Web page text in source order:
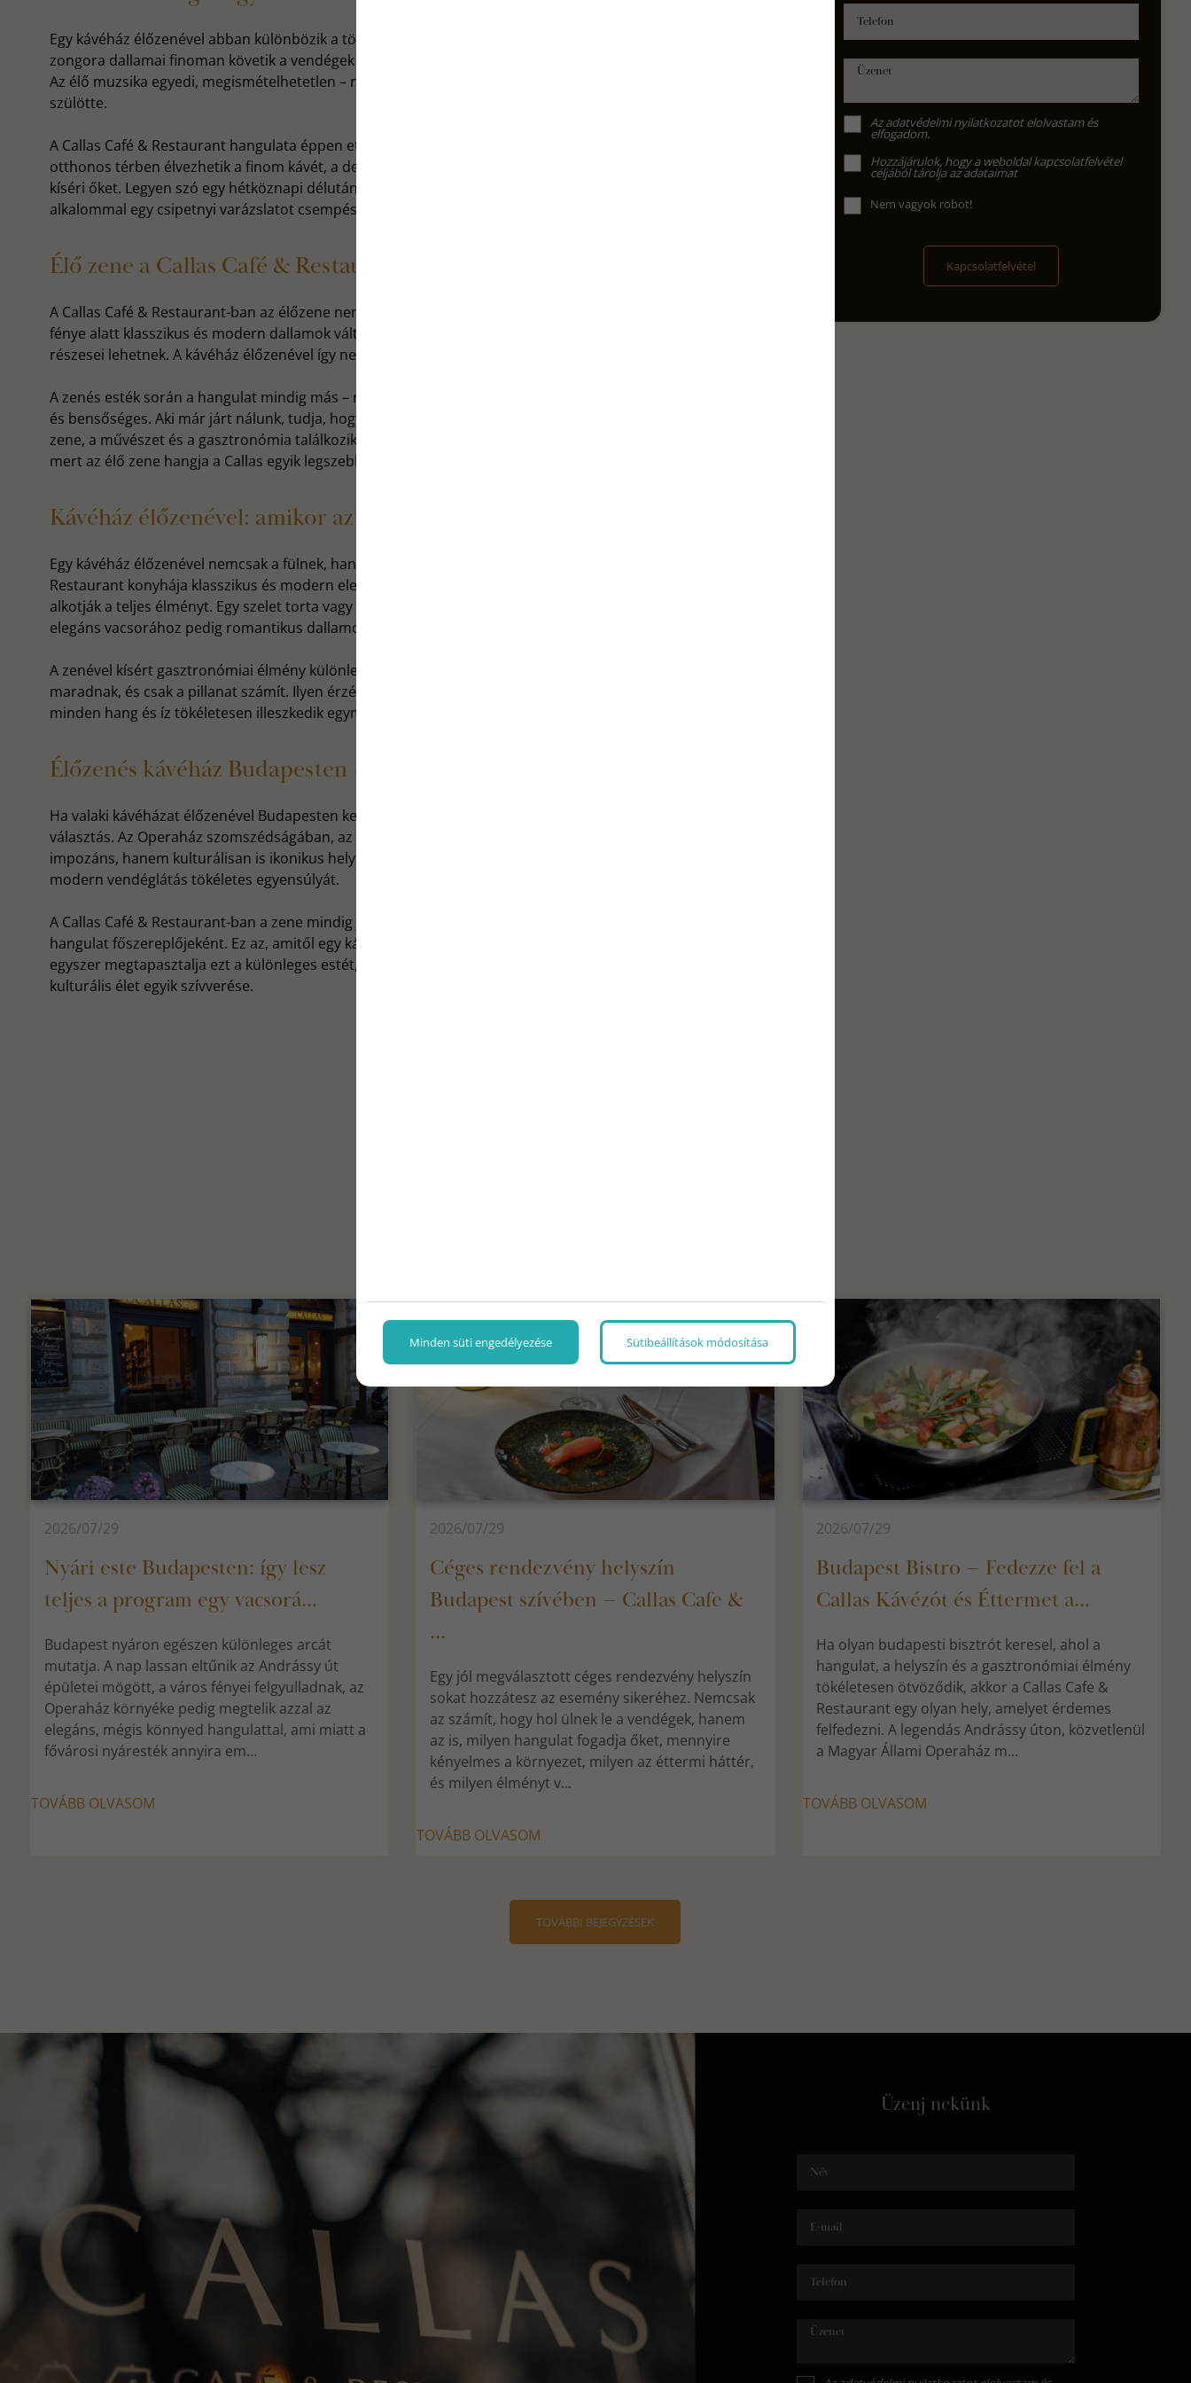
Egy kávéház élőzenével abban különbözik a többitől, hogy nemcsak kiszolgál, hanem történetet mesél. A
zongora dallamai finoman követik a vendégek hangulatát, és a zene szinte észrevétlenül szövi át az estét.
Az élő muzsika egyedi, megismételhetetlen – nincs két egyforma este, hiszen minden előadás a pillanat
szülötte.
A Callas Café & Restaurant hangulata éppen ettől olyan különleges. A vendégek egy elegáns, mégis
otthonos térben élvezhetik a finom kávét, a desszerteket vagy a vacsorát, miközben a zongora hangja
kíséri őket. Legyen szó egy hétköznapi délutánról vagy egy operaelőadás utáni estéről, a zene minden
alkalommal egy csipetnyi varázslatot csempész a város szívébe.
Élő zene a Callas Café & Restaurant-ban
A Callas Café & Restaurant-ban az élőzene nem alkalmi program, hanem hagyomány. Esténként a zongora
fénye alatt klasszikus és modern dallamok váltják egymást, a vendégek pedig egy különleges hangulat
részesei lehetnek. A kávéház élőzenével így nemcsak étkezésre, hanem feltöltődésre is tökéletes hely.
A zenés esték során a hangulat mindig más – néha romantikus, néha könnyed és vidám, de mindig stílusos
és bensőséges. Aki már járt nálunk, tudja, hogy a Callas nem egyszerűen egy kávézó: ez egy hely, ahol a
zene, a művészet és a gasztronómia találkozik. Aki pedig először tér be, szinte biztosan visszatér majd –
mert az élő zene hangja a Callas egyik legszebb emléke marad.
Kávéház élőzenével: amikor az ízek és a dallamok harmóniát alkotnak
Egy kávéház élőzenével nemcsak a fülnek, hanem az ízlelőbimbóknak is örömöt nyújt. A Callas Café &
Restaurant konyhája klasszikus és modern elemeket ötvöz: a gazdag ízek és a finom zenei háttér együtt
alkotják a teljes élményt. Egy szelet torta vagy egy gőzölgő cappuccino mellé halk zongorajáték, egy
elegáns vacsorához pedig romantikus dallamok – ez az a harmónia, amit nálunk megtapasztalhat.
A zenével kísért gasztronómiai élmény különleges atmoszférát teremt, amelyben a város zajai kint
maradnak, és csak a pillanat számít. Ilyen érzés leülni egy igazi kávéház élőzenével hangulatába, ahol
minden hang és íz tökéletesen illeszkedik egymáshoz.
Élőzenés kávéház Budapesten – a Callas Café varázsa
Ha valaki kávéházat élőzenével Budapesten keres, a Callas Café & Restaurant az egyik legkülönlegesebb
választás. Az Operaház szomszédságában, az Andrássy úton található kávéház nemcsak építészetileg
impozáns, hanem kulturálisan is ikonikus hely. Aki belép, az rögtön érzi a klasszikus pesti elegancia és a
modern vendéglátás tökéletes egyensúlyát.
A Callas Café & Restaurant-ban a zene mindig jelen van – halk kíséretként, inspiráló háttérként vagy a
hangulat főszereplőjeként. Ez az, amitől egy kávéház élőzenével nem csupán hely, hanem élmény lesz. Aki
egyszer megtapasztalja ezt a különleges estét, megérti: a Callas nemcsak egy kávéház, hanem a budapesti
kulturális élet egyik szívverése.
Telefon
Üzenet
Azadatvédelmi nyilatkozatot elolvastam és
elfogadom.
Hozzájárulok, hogy a weboldal kapcsolatfelvétel
céljából tárolja az adataimat
Nem vagyok robot!
Kapcsolatfelvétel
2026/07/29
Nyári este Budapesten: így lesz
teljes a program egy vacsorá...
Budapest nyáron egészen különleges arcát
mutatja. A nap lassan eltűnik az Andrássy út
épületei mögött, a város fényei felgyulladnak, az
Operaház környéke pedig megtelik azzal az
elegáns, mégis könnyed hangulattal, ami miatt a
fővárosi nyáresték annyira em...
TOVÁBB OLVASOM
2026/07/29
Céges rendezvény helyszín
Budapest szívében – Callas Cafe &
...
Egy jól megválasztott céges rendezvény helyszín
sokat hozzátesz az esemény sikeréhez. Nemcsak
az számít, hogy hol ülnek le a vendégek, hanem
az is, milyen hangulat fogadja őket, mennyire
kényelmes a környezet, milyen az éttermi háttér,
és milyen élményt v...
TOVÁBB OLVASOM
2026/07/29
Budapest Bistro – Fedezze fel a
Callas Kávézót és Éttermet a...
Ha olyan budapesti bisztrót keresel, ahol a
hangulat, a helyszín és a gasztronómiai élmény
tökéletesen ötvöződik, akkor a Callas Cafe &
Restaurant egy olyan hely, amelyet érdemes
felfedezni. A legendás Andrássy úton, közvetlenül
a Magyar Állami Operaház m...
TOVÁBB OLVASOM
TOVÁBBI BEJEGYZÉSEK
Üzenj nekünk
Név
E-mail
Telefon
Üzenet
Minden süti engedélyezése Sütibeállítások módosítása